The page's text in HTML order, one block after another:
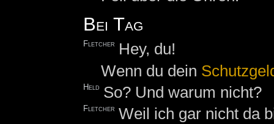
Bei Tag
Fletcher
Hey, du!
Wenn du dein
Held So? Und warum nicht?
Fletcher Weil ich gar nicht da